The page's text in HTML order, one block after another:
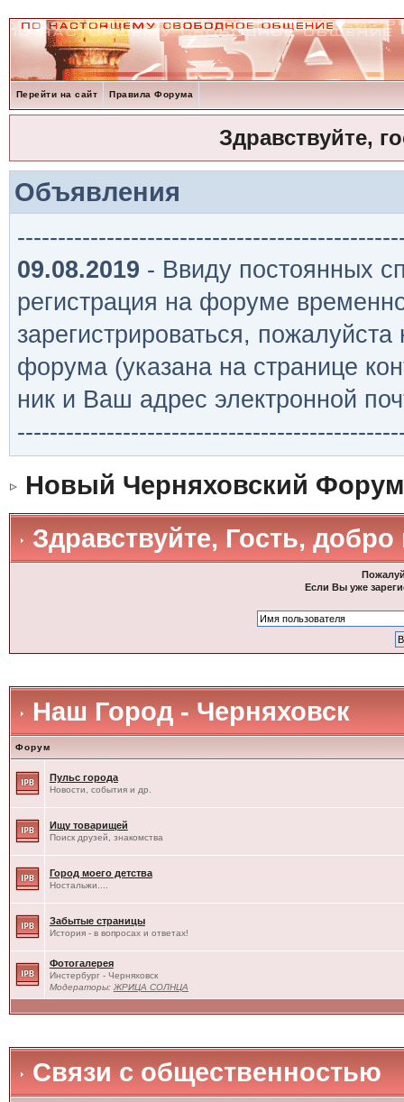
Перейти на сайт Правила Форума
Здравствуйте,
Объявления
09.08.2019 - Ввиду постоянных
регистрация на форуме
зарегистрироваться,
форума (указана на странице
ник и Ваш адрес электронной
Новый Черняховский Форум
Здравствуйте, Гость,
Если Вы уже
Наш Город - Черняховск
Форум
Пульс города
Новости, события и др.
Ищу товарищей
Поиск друзей, знакомства
Город моего детства
Ностальжи....
Забытые страницы
История - в вопросах и ответах!
Фотогалерея
Инстербург - Черняховск
Модераторы: ЖРИЦА СОЛНЦА
Связи с общественностью